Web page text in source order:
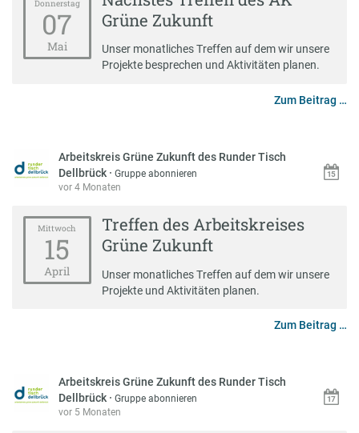
Donnerstag
07
Mai
Grüne Zukunft
Unser monatliches Treffen auf dem wir unsere
Projekte besprechen und Aktivitäten planen.
Zum Beitrag …
Arbeitskreis Grüne Zukunft des Runder Tisch
Dellbrück ·Gruppe abonnieren
vor 4 Monaten
Mittwoch
15
April
Treffen des Arbeitskreises
Grüne Zukunft
Unser monatliches Treffen auf dem wir unsere
Projekte und Aktivitäten planen.
Zum Beitrag …
Arbeitskreis Grüne Zukunft des Runder Tisch
Dellbrück ·Gruppe abonnieren
vor 5 Monaten